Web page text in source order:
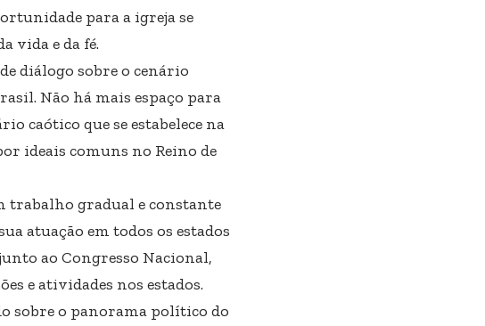
para a igreja se
vida e da fé.
diálogo sobre o cenário
Não há mais espaço para
caótico que se estabelece na
ideais comuns no Reino de
trabalho gradual e constante
atuação em todos os estados
ao Congresso Nacional,
e atividades nos estados.
sobre o panorama político do